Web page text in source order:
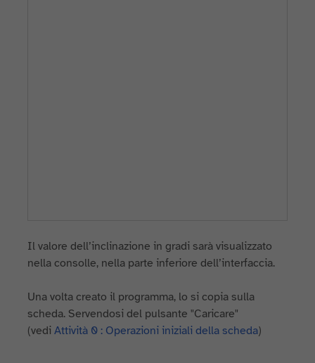
Il valore dell’inclinazione in gradi sarà visualizzato
nella consolle, nella parte inferiore dell’interfaccia.
Una volta creato il programma, lo si copia sulla
scheda. Servendosi del pulsante "Caricare"
(vediAttività 0 : Operazioni iniziali della scheda)